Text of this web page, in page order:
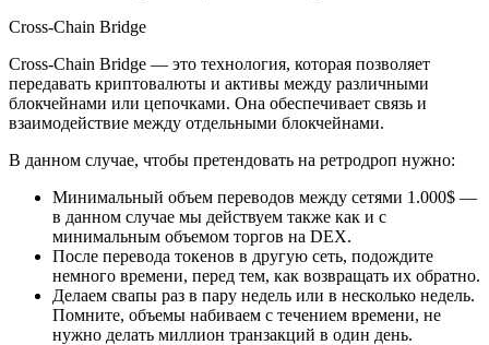
Cross-Chain Bridge
Cross-Chain Bridge — это технология, которая позволяет
передавать криптовалюты и активы между различными
блокчейнами или цепочками. Она обеспечивает связь и
взаимодействие между отдельными блокчейнами.
В данном случае, чтобы претендовать на ретродроп нужно:
Минимальный объем переводов между сетями 1.000$ —
в данном случае мы действуем также как и с
минимальным объемом торгов на DEX.
После перевода токенов в другую сеть, подождите
немного времени, перед тем, как возвращать их обратно.
Делаем свапы раз в пару недель или в несколько недель.
Помните, объемы набиваем с течением времени, не
нужно делать миллион транзакций в один день.